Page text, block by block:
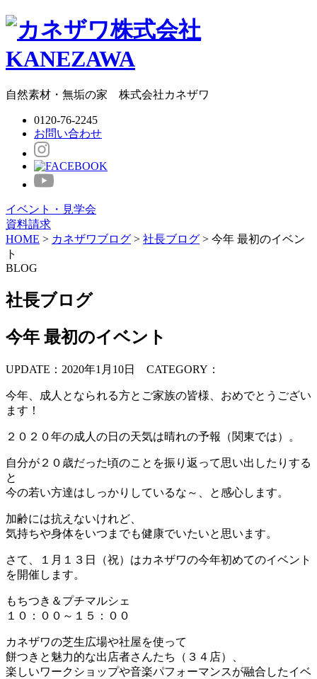
自然素材・無垢の家 株式会社カネザワ
0120-76-2245
お問い合わせ
イベント・見学会
資料請求
HOME > カネザワブログ > 社長ブログ > 今年 最初のイベン
ト
BLOG
社長ブログ
今年 最初のイベント
UPDATE：2020年1月10日 CATEGORY：
今年、成人となられる方とご家族の皆様、おめでとうござい
ます！
２０２０年の成人の日の天気は晴れの予報（関東では）。
自分が２０歳だった頃のことを振り返って思い出したりする
と
今の若い方達はしっかりしているな～、と感心します。
加齢には抗えないけれど、
気持ちや身体をいつまでも健康でいたいと思います。
さて、１月１３日（祝）はカネザワの今年初めてのイベント
を開催します。
もちつき＆プチマルシェ
１０：００～１５：００
カネザワの芝生広場や社屋を使って
餅つきと魅力的な出店者さんたち（３４店）、
楽しいワークショップや音楽パフォーマンスが融合したイベ